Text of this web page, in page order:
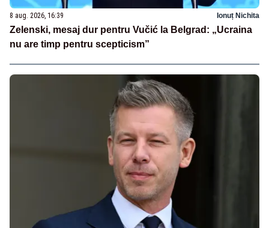
8 aug. 2026, 16:39 Ionuț Nichita
Zelenski, mesaj dur pentru Vučić la Belgrad: „Ucraina
nu are timp pentru scepticism”